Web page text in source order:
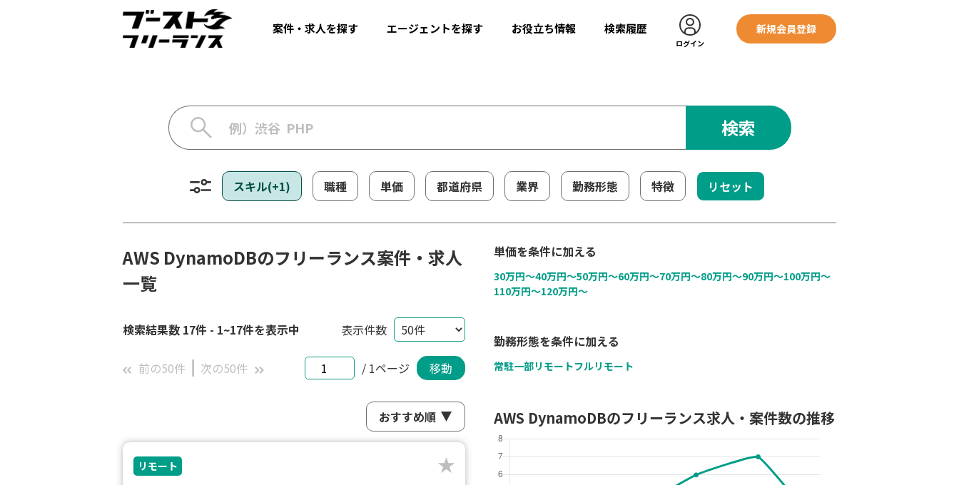
案件・求人を探す エージェントを探す お役立ち情報 検索履歴
ログイン
新規会員登録
検索
スキル(+1) 職種 単価 都道府県 業界 勤務形態 特徴 リセット
AWS DynamoDBのフリーランス案件・求人
一覧
検索結果数 17件 - 1~17件を表示中 表示件数
前の50件 次の50件 / 1ページ 移動
リモート
単価を条件に加える
30万円〜40万円〜50万円〜60万円〜70万円〜80万円〜90万円〜100万円〜
110万円〜120万円〜
勤務形態を条件に加える
常駐一部リモートフルリモート
AWS DynamoDBのフリーランス求人・案件数の推移